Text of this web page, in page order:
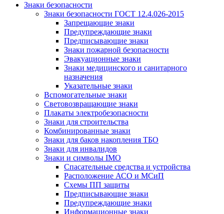
Знаки безопасности
Знаки безопасности ГОСТ 12.4.026-2015
Запрещающие знаки
Предупреждающие знаки
Предписывающие знаки
Знаки пожарной безопасности
Эвакуационные знаки
Знаки медицинского и санитарного
назначения
Указательные знаки
Вспомогательные знаки
Световозвращающие знаки
Плакаты электробезопасности
Знаки для строительства
Комбинированные знаки
Знаки для баков накопления ТБО
Знаки для инвалидов
Знаки и символы IMO
Спасательные средства и устройства
Расположение АСО и МСиП
Схемы ПП защиты
Предписывающие знаки
Предупреждающие знаки
Информационные знаки